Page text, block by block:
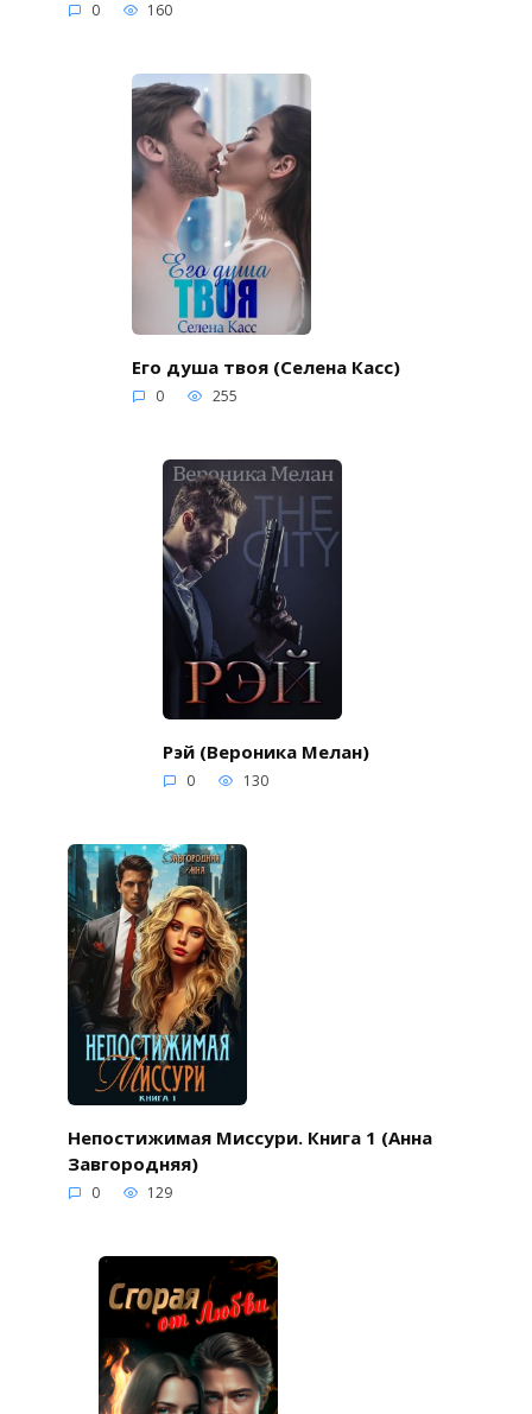
0 160
Его душа твоя (Селена Касс)
0 255
Рэй (Вероника Мелан)
0 130
Непостижимая Миссури. Книга 1 (Анна
Завгородняя)
0 129